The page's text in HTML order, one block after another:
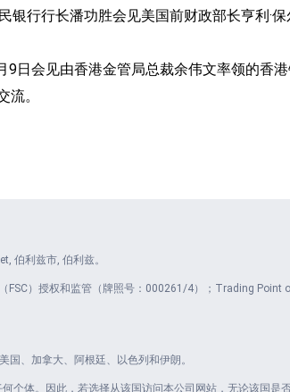
银行行长潘功胜会见美国前财政部长亨利·
9日会见由香港金管局总裁余伟文率领的香
。
伯利兹市, 伯利兹。
）授权和监管（牌照号：000261/4）；Trading
、加拿大、阿根廷、以色列和伊朗。
个体。因此，若选择从该国访问本公司网站，无论该国